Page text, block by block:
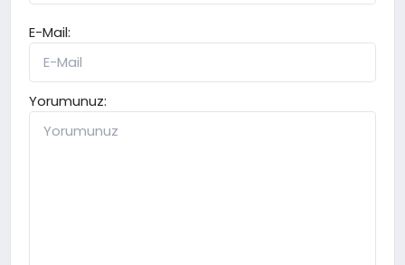
E-Mail:
Yorumunuz: